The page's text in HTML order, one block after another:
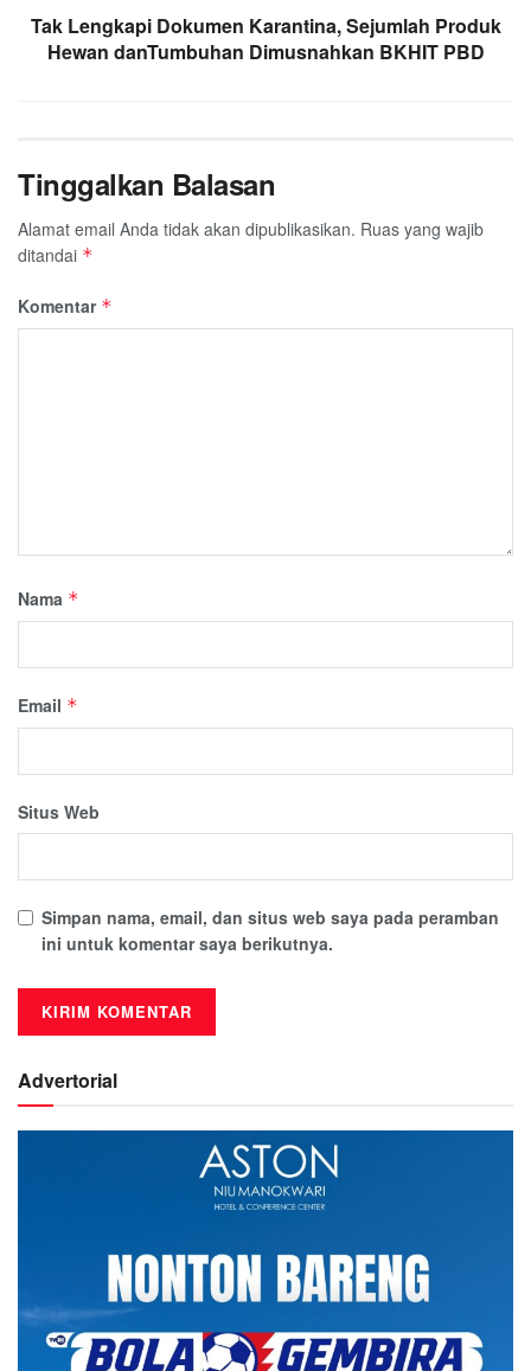
Tak Lengkapi Dokumen Karantina, Sejumlah Produk
Hewan danTumbuhan Dimusnahkan BKHIT PBD
Tinggalkan Balasan
Alamat email Anda tidak akan dipublikasikan. Ruas yang wajib
ditandai *
Komentar *
Nama *
Email *
Situs Web
Simpan nama, email, dan situs web saya pada peramban
ini untuk komentar saya berikutnya.
Advertorial